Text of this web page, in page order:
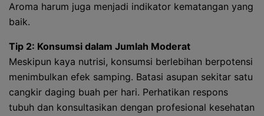
Aroma harum juga menjadi indikator kematangan yang
baik.
Tip 2: Konsumsi dalam Jumlah Moderat
Meskipun kaya nutrisi, konsumsi berlebihan berpotensi
menimbulkan efek samping. Batasi asupan sekitar satu
cangkir daging buah per hari. Perhatikan respons
tubuh dan konsultasikan dengan profesional kesehatan